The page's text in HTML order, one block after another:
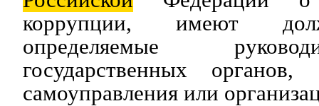
коррупции, имеют
определяемые
государственных органов,
самоуправления или